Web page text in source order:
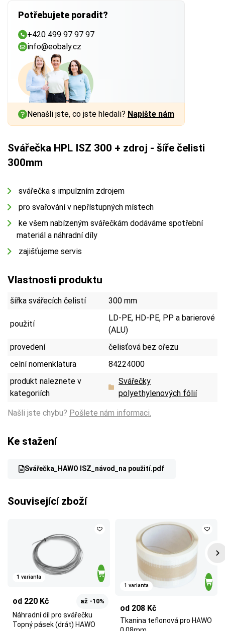
Potřebujete poradit?
+420 499 97 97 97
info@eobaly.cz
Nenašli jste, co jste hledali? Napište nám
Svářečka HPL ISZ 300 + zdroj - šíře čelisti
300mm
svářečka s impulzním zdrojem
pro svařování v nepřístupných místech
ke všem nabízeným svářečkám dodáváme spotřební
materiál a náhradní díly
zajišťujeme servis
Vlastnosti produktu
šířka svářecích čelistí 300 mm
použití
LD-PE, HD-PE, PP a barierové
(ALU)
provedení
čelisťová bez ořezu
celní nomenklatura
84224000
produkt naleznete v
kategoriích
Svářečky
polyethylenových fólií
Našli jste chybu? Pošlete nám informaci.
Ke stažení
Svářečka_HAWO ISZ_návod_na použití.pdf
Související zboží
1 varianta
od 220 Kč až -10%
Náhradní díl pro svářečku
Topný pásek (drát) HAWO
1 varianta
od 208 Kč
Tkanina teflonová pro HAWO